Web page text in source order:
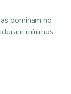
dominam no
mínimos